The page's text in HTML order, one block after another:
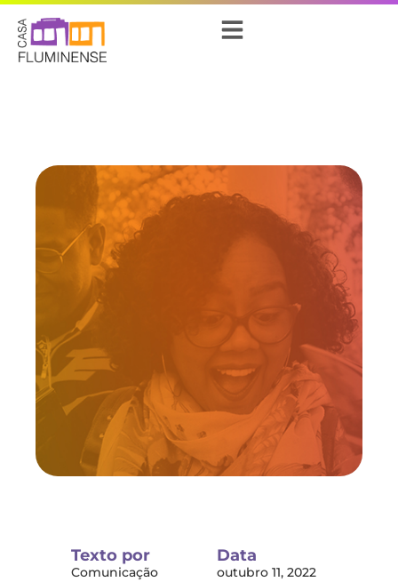
Texto por
Comunicação
Data
outubro 11, 2022